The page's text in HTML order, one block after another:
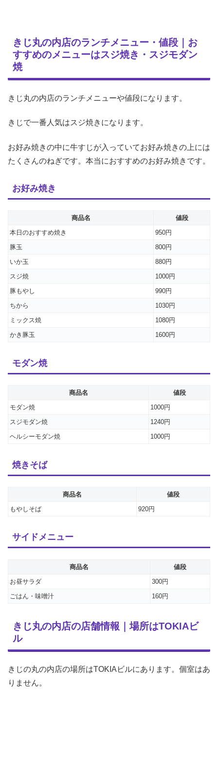
きじ丸の内店のランチメニュー・値段｜お
すすめのメニューはスジ焼き・スジモダン
焼
きじ丸の内店のランチメニューや値段になります。
きじで一番人気はスジ焼きになります。
お好み焼きの中に牛すじが入っていてお好み焼きの上には
たくさんのねぎです。本当におすすめのお好み焼きです。
お好み焼き
商品名
値段
本日のおすすめ焼き
950円
豚玉
800円
いか玉
880円
スジ焼
1000円
豚もやし
990円
ちから
1030円
ミックス焼
1080円
かき豚玉
1600円
モダン焼
商品名
値段
モダン焼
1000円
スジモダン焼
1240円
ヘルシーモダン焼
1000円
焼きそば
商品名
値段
もやしそば
920円
サイドメニュー
商品名
値段
お昼サラダ
300円
ごはん・味噌汁
160円
きじ丸の内店の店舗情報｜場所はTOKIAビ
ル
きじの丸の内店の場所はTOKIAビルにあります。個室はあ
りません。